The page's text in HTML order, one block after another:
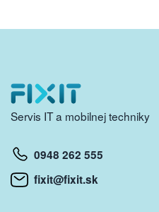
Servis IT a mobilnej techniky
0948 262 555
fixit@fixit.sk